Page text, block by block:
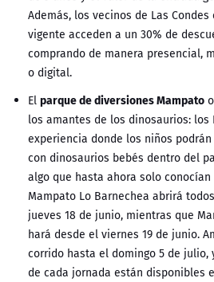
Además, los vecinos de Las
vigente acceden a un 30% de
comprando de manera presencial,
o digital.
El parque de diversiones Mampato
los amantes de los dinosaurios: los
experiencia donde los niños
con dinosaurios bebés dentro del
algo que hasta ahora solo
Mampato Lo Barnechea abrirá
jueves 18 de junio, mientras que
hará desde el viernes 19 de junio.
corrido hasta el domingo 5 de
de cada jornada están disponibles